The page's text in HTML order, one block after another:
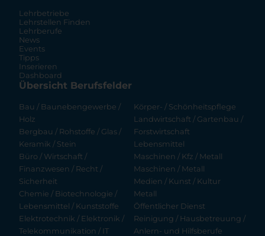
Lehrbetriebe
Lehrstellen Finden
Lehrberufe
News
Events
Tipps
Inserieren
Dashboard
Übersicht Berufsfelder
Bau / Baunebengewerbe /
Holz
Bergbau / Rohstoffe / Glas /
Keramik / Stein
Büro / Wirtschaft /
Finanzwesen / Recht /
Sicherheit
Chemie / Biotechnologie /
Lebensmittel / Kunststoffe
Elektrotechnik / Elektronik /
Telekommunikation / IT
Körper- / Schönheitspflege
Landwirtschaft / Gartenbau /
Forstwirtschaft
Lebensmittel
Maschinen / Kfz / Metall
Maschinen / Metall
Medien / Kunst / Kultur
Metall
Öffentlicher Dienst
Reinigung / Hausbetreuung /
Anlern- und Hilfsberufe